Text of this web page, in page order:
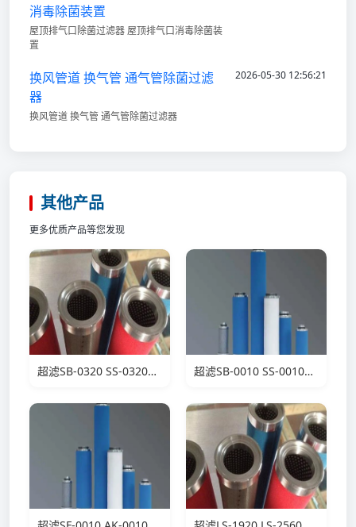
消毒除菌装置
屋顶排气口除菌过滤器 屋顶排气口消毒除菌装
置
换风管道 换气管 通气管除菌过滤
器
换风管道 换气管 通气管除菌过滤器
2026-05-30 12:56:21
其他产品
更多优质产品等您发现
超滤SB-0320 SS-0320滤芯 超滤SB-0010 SS-0010滤芯